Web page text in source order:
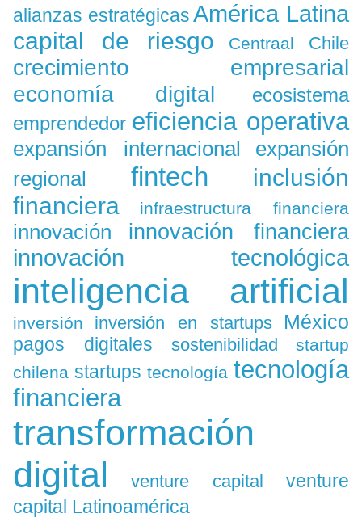
alianzas estratégicas América Latina
capital de riesgo Centraal Chile
crecimiento empresarial
economía digital
ecosistema
emprendedor eficiencia operativa
expansión internacional
expansión
regional
fintech
inclusión
financiera
infraestructura financiera
innovación innovación financiera
innovación tecnológica
inteligencia artificial
inversión inversión en startups México
pagos digitales sostenibilidad
startup
chilena startups tecnología tecnología
financiera
transformación
digital
venture capital
venture
capital Latinoamérica